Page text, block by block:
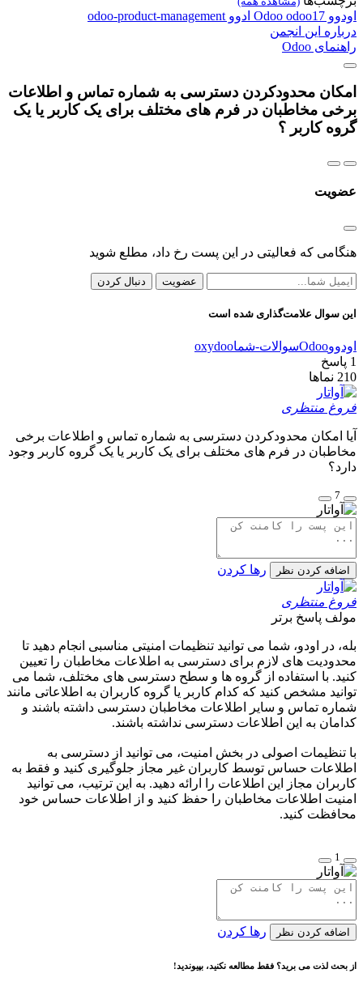
اودوو Odoo odoo17 ادوو odoo-product-management
درباره این انجمن
راهنمای Odoo
امکان محدودکردن دسترسی به شماره تماس و اطلاعات
برخی مخاطبان در فرم های مختلف برای یک کاربر یا یک
گروه کاربر ؟
عضویت
هنگامی که فعالیتی در این پست رخ داد، مطلع شوید
عضویت دنبال کردن
این سوال علامت‌گذاری شده است
اودووOdooسوالات-شماoxydoo
1 پاسخ
210 نماها
فروغ منتظری
آیا امکان محدودکردن دسترسی به شماره تماس و اطلاعات برخی
مخاطبان در فرم های مختلف برای یک کاربر یا یک گروه کاربر وجود
دارد؟
7
اضافه کردن نظر رها کردن
فروغ منتظری
مولف پاسخ برتر
بله، در اودو، شما می توانید تنظیمات امنیتی مناسبی انجام دهید تا
محدودیت های لازم برای دسترسی به اطلاعات مخاطبان را تعیین
کنید. با استفاده از گروه ها و سطح دسترسی های مختلف، شما می
توانید مشخص کنید که کدام کاربر یا گروه کاربران به اطلاعاتی مانند
شماره تماس و سایر اطلاعات مخاطبان دسترسی داشته باشند و
کدامان به این اطلاعات دسترسی نداشته باشند.
با تنظیمات اصولی در بخش امنیت، می توانید از دسترسی به
اطلاعات حساس توسط کاربران غیر مجاز جلوگیری کنید و فقط به
کاربران مجاز این اطلاعات را ارائه دهید. به این ترتیب، می توانید
امنیت اطلاعات مخاطبان را حفظ کنید و از اطلاعات حساس خود
محافظت کنید.
1
اضافه کردن نظر رها کردن
از بحث لذت می برید؟ فقط مطالعه نکنید، بپیوندید!